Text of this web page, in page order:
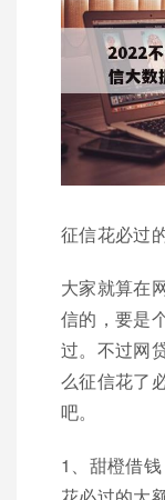
征信花必过
大家就算在
信的，要是
过。不过网
么征信花了
吧。
1、甜橙借